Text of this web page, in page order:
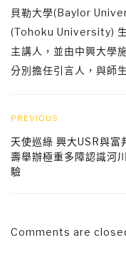
貝勒大學(Baylor
(Tohoku University) 生
主講人，並由中興大學
分別擔任引言人，與師
PREVIOUS
天使巡綠 興大USR與富
壽舉辦極重多障認識河
驗
Comments are